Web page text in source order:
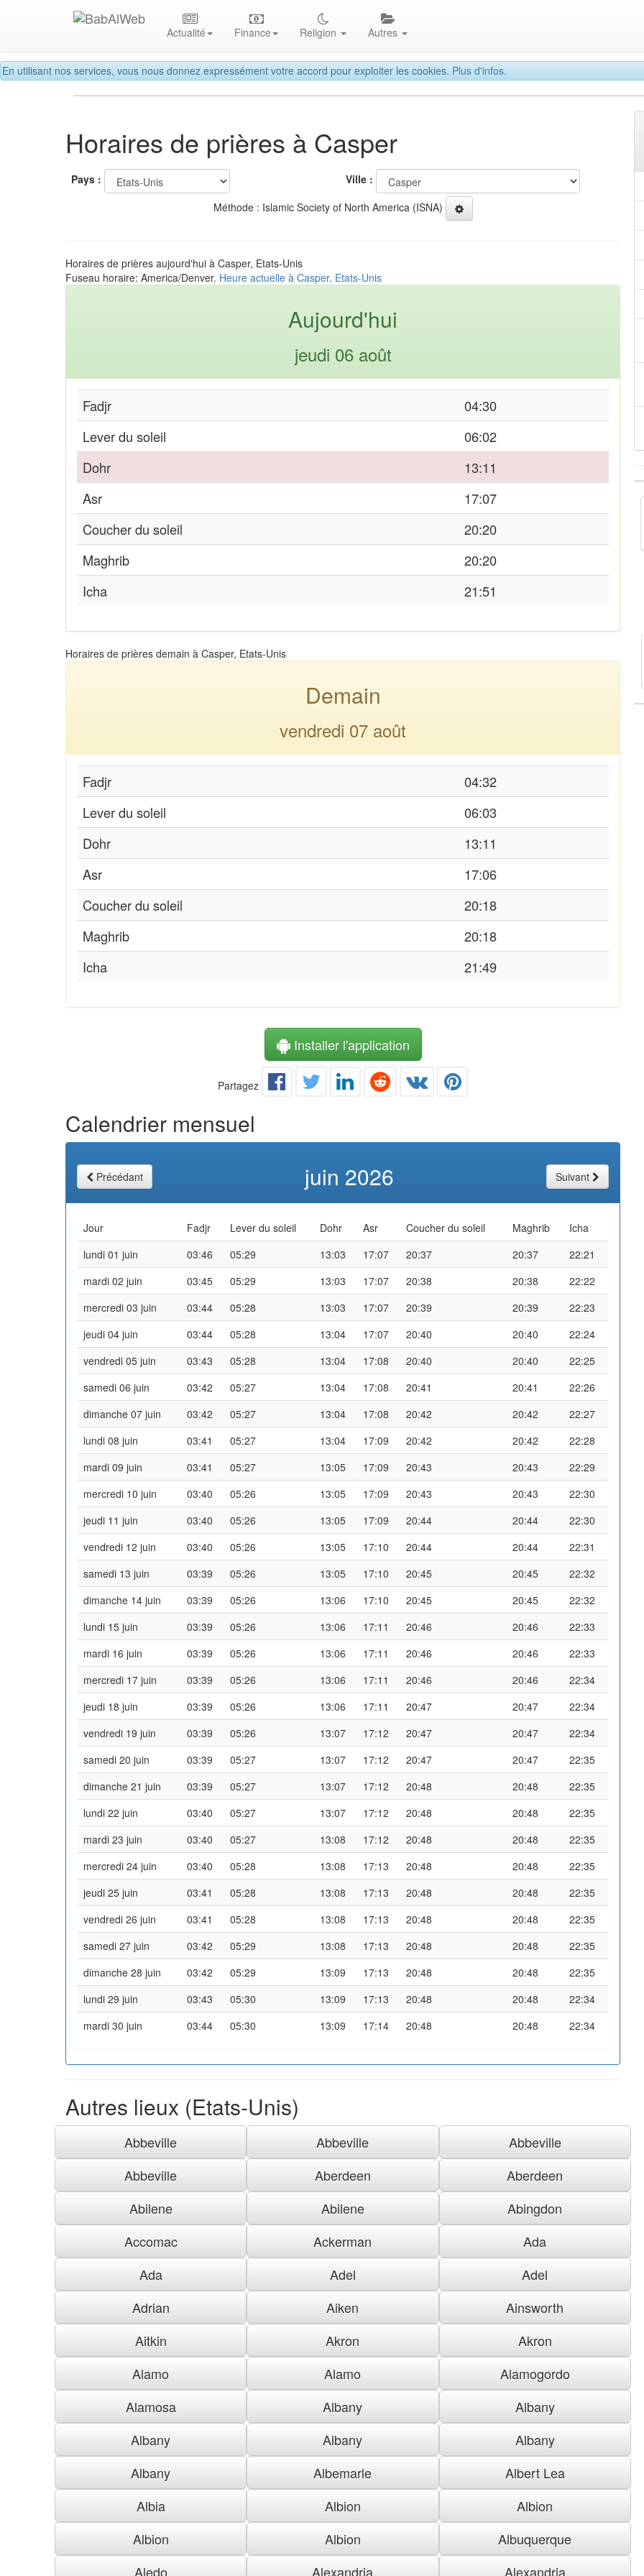
En utilisant nos services, vous nous donnez expressément votre accord pour exploiter les cookies. Plus d'infos.
Actualité Finance Religion Autres
Horaires de prières à Casper
Pays :
Ville :
Méthode : Islamic Society of North America (ISNA)
Horaires de prières aujourd'hui à Casper, Etats-Unis
Fuseau horaire: America/Denver. Heure actuelle à Casper, Etats-Unis
Aujourd'hui
jeudi 06 août
Fadjr
04:30
Lever du soleil
06:02
Dohr
13:11
Asr
17:07
Coucher du soleil
20:20
Maghrib
20:20
Icha
21:51
Horaires de prières demain à Casper, Etats-Unis
Demain
vendredi 07 août
Fadjr
04:32
Lever du soleil
06:03
Dohr
13:11
Asr
17:06
Coucher du soleil
20:18
Maghrib
20:18
Icha
21:49
Installer l'application
Partagez
Calendrier mensuel
Précédant juin 2026 Suivant
Jour Fadjr Lever du soleil Dohr Asr Coucher du soleil Maghrib
Icha
lundi 01 juin
03:46 05:29 13:03 17:07 20:37 20:37
22:21
mardi 02 juin
03:45 05:29 13:03 17:07 20:38 20:38
22:22
mercredi 03 juin
03:44 05:28 13:03 17:07 20:39 20:39
22:23
jeudi 04 juin
03:44 05:28 13:04 17:07 20:40 20:40
22:24
vendredi 05 juin
03:43 05:28 13:04 17:08 20:40 20:40
22:25
samedi 06 juin
03:42 05:27 13:04 17:08 20:41 20:41
22:26
dimanche 07 juin
03:42 05:27 13:04 17:08 20:42 20:42
22:27
lundi 08 juin
03:41 05:27 13:04 17:09 20:42 20:42
22:28
mardi 09 juin
03:41 05:27 13:05 17:09 20:43 20:43
22:29
mercredi 10 juin
03:40 05:26 13:05 17:09 20:43 20:43
22:30
jeudi 11 juin
03:40 05:26 13:05 17:09 20:44 20:44
22:30
vendredi 12 juin
03:40 05:26 13:05 17:10 20:44 20:44
22:31
samedi 13 juin
03:39 05:26 13:05 17:10 20:45 20:45
22:32
dimanche 14 juin
03:39 05:26 13:06 17:10 20:45 20:45
22:32
lundi 15 juin
03:39 05:26 13:06 17:11 20:46 20:46
22:33
mardi 16 juin
03:39 05:26 13:06 17:11 20:46 20:46
22:33
mercredi 17 juin
03:39 05:26 13:06 17:11 20:46 20:46
22:34
jeudi 18 juin
03:39 05:26 13:06 17:11 20:47 20:47
22:34
vendredi 19 juin
03:39 05:26 13:07 17:12 20:47 20:47
22:34
samedi 20 juin
03:39 05:27 13:07 17:12 20:47 20:47
22:35
dimanche 21 juin
03:39 05:27 13:07 17:12 20:48 20:48
22:35
lundi 22 juin
03:40 05:27 13:07 17:12 20:48 20:48
22:35
mardi 23 juin
03:40 05:27 13:08 17:12 20:48 20:48
22:35
mercredi 24 juin
03:40 05:28 13:08 17:13 20:48 20:48
22:35
jeudi 25 juin
03:41 05:28 13:08 17:13 20:48 20:48
22:35
vendredi 26 juin
03:41 05:28 13:08 17:13 20:48 20:48
22:35
samedi 27 juin
03:42 05:29 13:08 17:13 20:48 20:48
22:35
dimanche 28 juin
03:42 05:29 13:09 17:13 20:48 20:48
22:35
lundi 29 juin
03:43 05:30 13:09 17:13 20:48 20:48
22:34
mardi 30 juin
03:44 05:30 13:09 17:14 20:48 20:48 22:34
Autres lieux (Etats-Unis)
Abbeville Abbeville
Abbeville
Abbeville
Aberdeen
Aberdeen
Abilene
Abilene
Abingdon
Accomac
Ackerman
Ada
Ada
Adel
Adel
Adrian
Aiken
Ainsworth
Aitkin
Akron
Akron
Alamo
Alamo
Alamogordo
Alamosa
Albany
Albany
Albany
Albany
Albany
Albany
Albemarle
Albert Lea
Albia
Albion
Albion
Albion
Albion
Albuquerque
Aledo
Alexandria Alexandria